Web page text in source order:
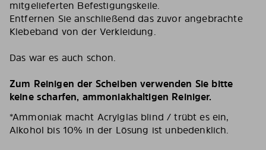
mitgelieferten Befestigungskeile.
Entfernen Sie anschließend das zuvor angebrachte
Klebeband von der Verkleidung.
Das war es auch schon.
Zum Reinigen der Scheiben verwenden Sie bitte
keine scharfen, ammoniakhaltigen Reiniger.
*Ammoniak macht Acrylglas blind / trübt es ein,
Alkohol bis 10% in der Lösung ist unbedenklich.